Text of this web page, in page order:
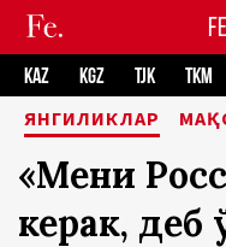
KAZ KGZ TJK TKM
ЯНГИЛИКЛАР
«Мени
керак, деб